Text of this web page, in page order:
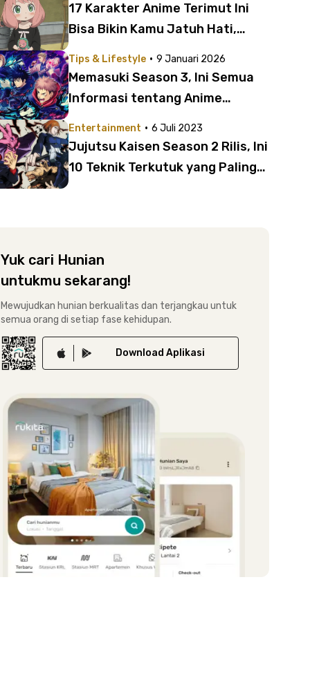
17 Karakter Anime Terimut Ini
Bisa Bikin Kamu Jatuh Hati,
Tips & Lifestyle · 9 Januari 2026
Memasuki Season 3, Ini Semua
Informasi tentang Anime
Tahu
Entertainment · 6 Juli 2023
Jujutsu Kaisen Season 2 Rilis, Ini
10 Teknik Terkutuk yang Paling
Yuk cari Hunian
untukmu sekarang!
Mewujudkan hunian berkualitas dan terjangkau untuk
semua orang di setiap fase kehidupan.
Download Aplikasi